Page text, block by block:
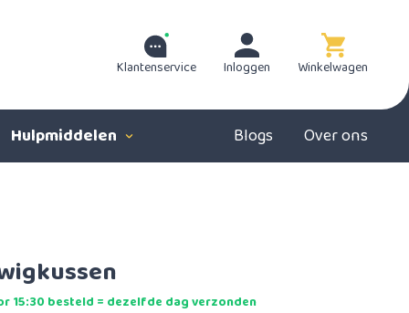
Klantenservice Inloggen Winkelwagen
Hulpmiddelen Blogs Over ons
15:30 besteld = dezelfde dag verzonden